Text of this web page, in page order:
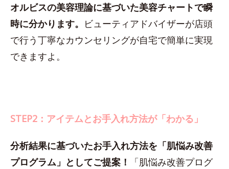
オルビスの美容理論に基づいた美容チャートで瞬
時に分かります。 ビューティアドバイザーが店頭
で行う丁寧なカウンセリングが自宅で簡単に実現
できますよ。
STEP2：アイテムとお手入れ方法が「わかる」
分析結果に基づいたお手入れ方法を「肌悩み改善
プログラム」としてご提案！
「肌悩み改善プログ